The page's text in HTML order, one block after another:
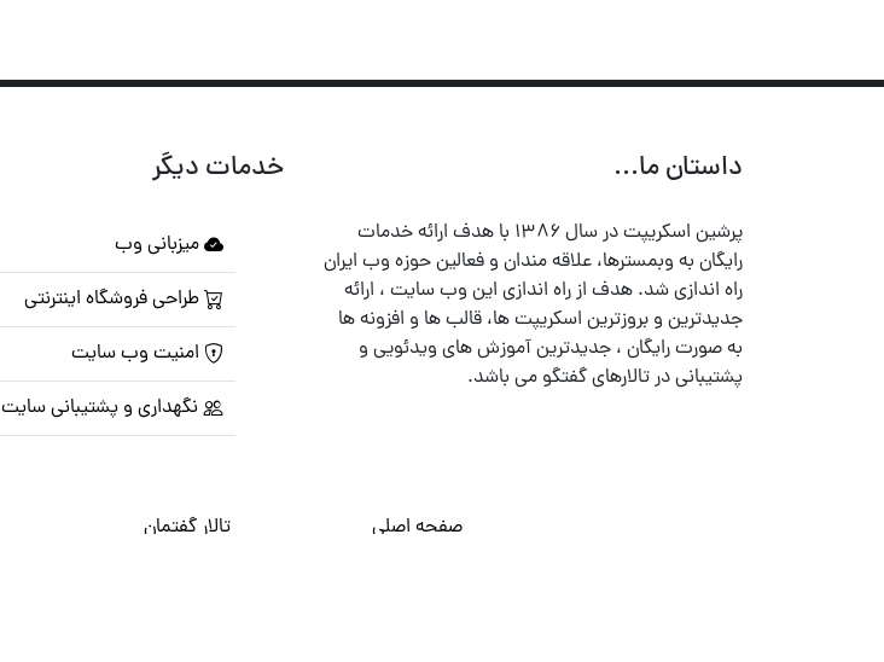
داستان ما...
پرشین اسکریپت در سال ۱۳۸۶ با هدف ارائه خدمات
رایگان به وبمسترها، علاقه مندان و فعالین حوزه وب ایران
راه اندازی شد. هدف از راه اندازی این وب سایت ، ارائه
جدیدترین و بروزترین اسکریپت ها، قالب ها و افزونه ها
به صورت رایگان ، جدیدترین آموزش های ویدئویی و
پشتیبانی در تالارهای گفتگو می باشد.
خدمات دیگر
میزبانی وب
طراحی فروشگاه اینترنتی
امنیت وب سایت
نگهداری و پشتیبانی سایت
صفحه اصلی تالار گفتمان